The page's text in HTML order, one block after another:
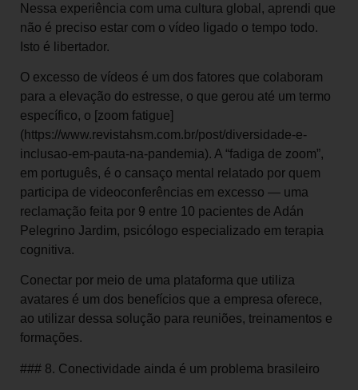
Nessa experiência com uma cultura global, aprendi que
não é preciso estar com o vídeo ligado o tempo todo.
Isto é libertador.
O excesso de vídeos é um dos fatores que colaboram
para a elevação do estresse, o que gerou até um termo
específico, o [zoom fatigue]
(https://www.revistahsm.com.br/post/diversidade-e-
inclusao-em-pauta-na-pandemia). A “fadiga de zoom”,
em português, é o cansaço mental relatado por quem
participa de videoconferências em excesso — uma
reclamação feita por 9 entre 10 pacientes de Adán
Pelegrino Jardim, psicólogo especializado em terapia
cognitiva.
Conectar por meio de uma plataforma que utiliza
avatares é um dos benefícios que a empresa oferece,
ao utilizar dessa solução para reuniões, treinamentos e
formações.
### 8. Conectividade ainda é um problema brasileiro